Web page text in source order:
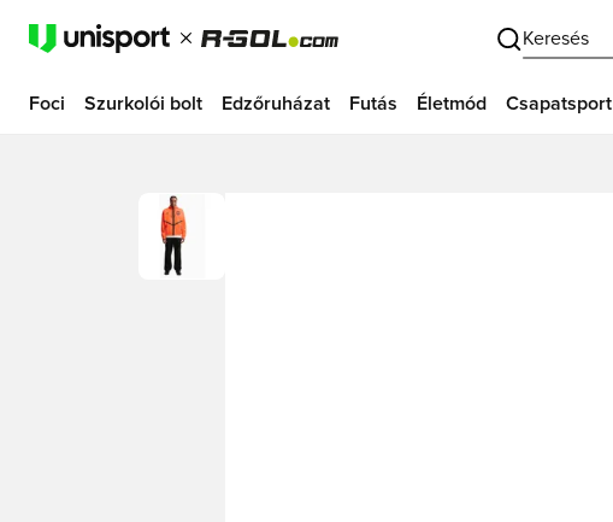
Keresés
Foci Szurkolói bolt Edzőruházat Futás Életmód Csapatsport